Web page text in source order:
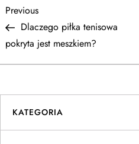
N
a
w
i
g
Previous
Post
Previous
Dlaczego piłka tenisowa
pokryta jest meszkiem?
KATEGORIA